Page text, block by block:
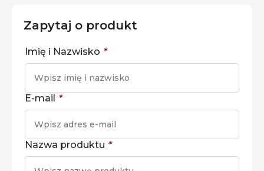
Zapytaj o produkt
Imię i Nazwisko *
E-mail *
Nazwa produktu *